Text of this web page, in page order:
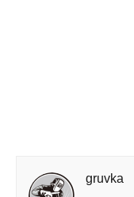
gruvka